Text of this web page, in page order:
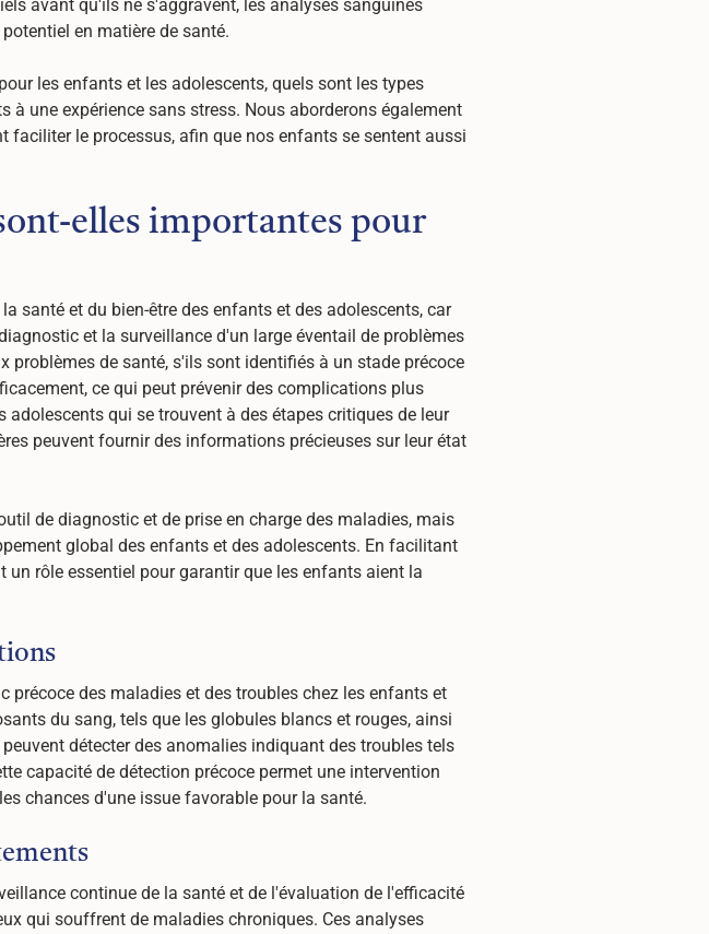
avant qu'ils ne s'aggravent, les analyses sanguines
en matière de santé.
les enfants et les adolescents, quels sont les types
une expérience sans stress. Nous aborderons également
le processus, afin que nos enfants se sentent aussi
elles importantes pour
santé et du bien-être des enfants et des adolescents, car
et la surveillance d'un large éventail de problèmes
problèmes de santé, s'ils sont identifiés à un stade précoce
ce qui peut prévenir des complications plus
qui se trouvent à des étapes critiques de leur
peuvent fournir des informations précieuses sur leur état
de diagnostic et de prise en charge des maladies, mais
global des enfants et des adolescents. En facilitant
rôle essentiel pour garantir que les enfants aient la
des maladies et des troubles chez les enfants et
du sang, tels que les globules blancs et rouges, ainsi
détecter des anomalies indiquant des troubles tels
capacité de détection précoce permet une intervention
chances d'une issue favorable pour la santé.
continue de la santé et de l'évaluation de l'efficacité
qui souffrent de maladies chroniques. Ces analyses